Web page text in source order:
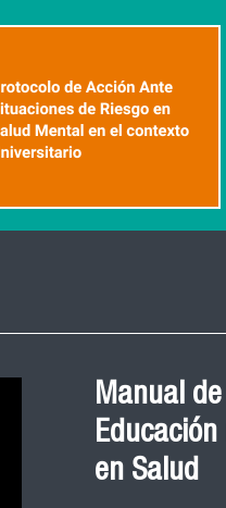
Manual
en Salud